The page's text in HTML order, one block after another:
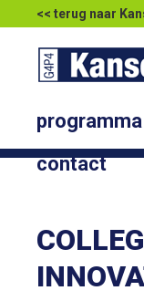
<< terug naar
programma
contact